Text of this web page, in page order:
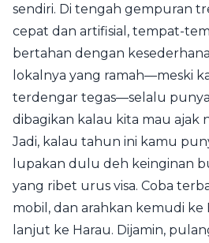
sendiri. Di tengah gempuran
cepat dan artifisial, tempat-
bertahan dengan
lokalnya yang ramah—meski
terdengar tegas—selalu
dibagikan kalau kita mau ajak
Jadi, kalau tahun ini kamu
lupakan dulu deh keinginan
yang ribet urus visa. Coba
mobil, dan arahkan kemudi
lanjut ke Harau. Dijamin,